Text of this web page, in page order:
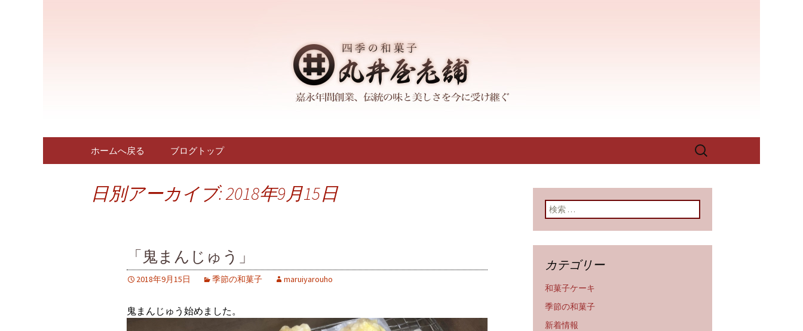
四日市にある和菓子「丸井屋老舗」のブ
コンテンツへ移動
ホームへ戻る ブログトップ
検
日別アーカイブ: 2018年9月15日
「鬼まんじゅう」
2018年9月15日 季節の和菓子 maruiyarouho
鬼まんじゅう始めました。
検索:
カテゴリー
和菓子ケーキ
季節の和菓子
新着情報